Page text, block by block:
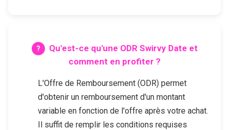
Qu'est-ce qu'une ODR Swirvy Date et
comment en profiter ?
L'Offre de Remboursement (ODR) permet
d'obtenir un remboursement d'un montant
variable en fonction de l'offre après votre achat.
Il suffit de remplir les conditions requises